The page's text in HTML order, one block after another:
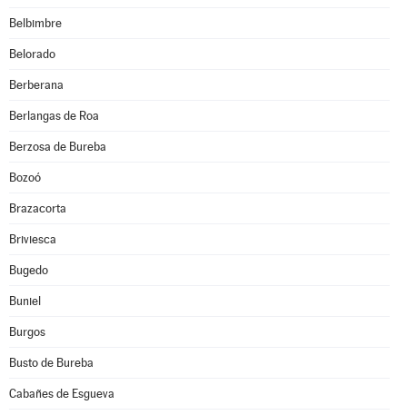
Belbimbre
Belorado
Berberana
Berlangas de Roa
Berzosa de Bureba
Bozoó
Brazacorta
Briviesca
Bugedo
Buniel
Burgos
Busto de Bureba
Cabañes de Esgueva